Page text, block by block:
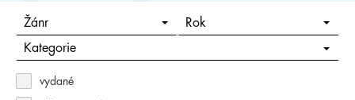
Žánr Rok
Kategorie
vydané